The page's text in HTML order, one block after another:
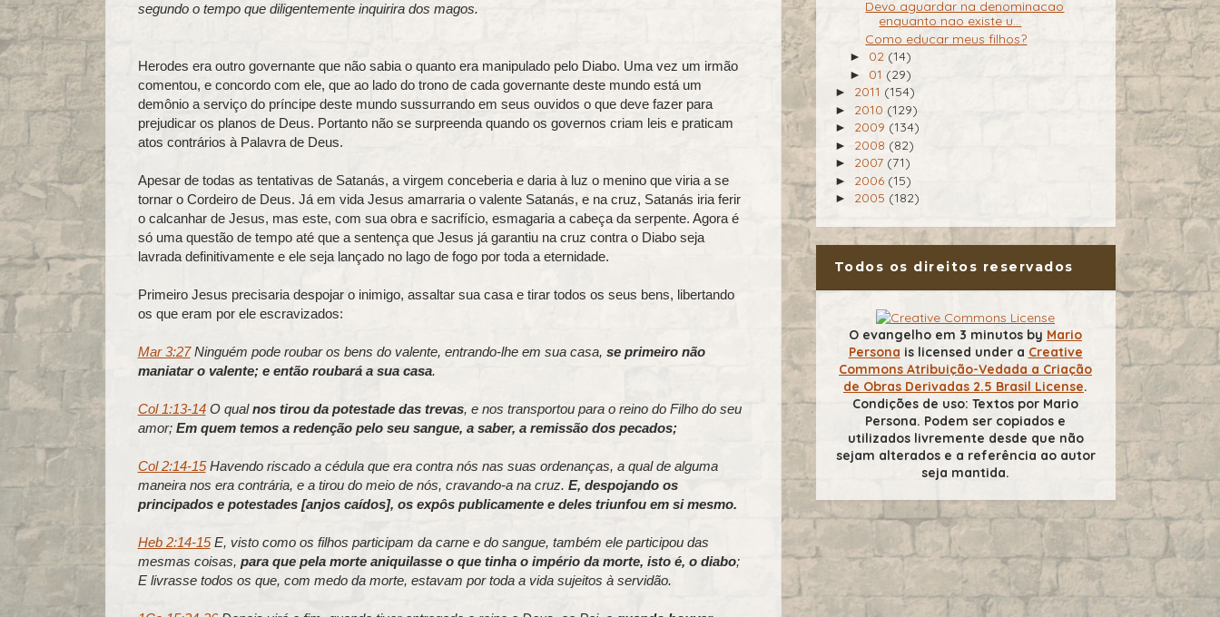
segundo o tempo que diligentemente inquirira dos magos.
Herodes era outro governante que não sabia o quanto era manipulado pelo Diabo. Uma vez um irmão
comentou, e concordo com ele, que ao lado do trono de cada governante deste mundo está um
demônio a serviço do príncipe deste mundo sussurrando em seus ouvidos o que deve fazer para
prejudicar os planos de Deus. Portanto não se surpreenda quando os governos criam leis e praticam
atos contrários à Palavra de Deus.
Apesar de todas as tentativas de Satanás, a virgem conceberia e daria à luz o menino que viria a se
tornar o Cordeiro de Deus. Já em vida Jesus amarraria o valente Satanás, e na cruz, Satanás iria ferir
o calcanhar de Jesus, mas este, com sua obra e sacrifício, esmagaria a cabeça da serpente. Agora é
só uma questão de tempo até que a sentença que Jesus já garantiu na cruz contra o Diabo seja
lavrada definitivamente e ele seja lançado no lago de fogo por toda a eternidade.
Primeiro Jesus precisaria despojar o inimigo, assaltar sua casa e tirar todos os seus bens, libertando
os que eram por ele escravizados:
Mar 3:27Ninguém pode roubar os bens do valente, entrando-lhe em sua casa, se primeiro não
maniatar o valente; e então roubará a sua casa.
Col 1:13-14O qualnos tirou da potestade das trevas, e nos transportou para o reino do Filho do seu
amor; Em quem temos a redenção pelo seu sangue, a saber, a remissão dos pecados;
Col 2:14-15Havendo riscado a cédula que era contra nós nas suas ordenanças, a qual de alguma
maneira nos era contrária, e a tirou do meio de nós, cravando-a na cruz. E, despojando os
principados e potestades [anjos caídos], os expôs publicamente e deles triunfou em si mesmo.
Heb 2:14-15E, visto como os filhos participam da carne e do sangue, também ele participou das
mesmas coisas, para que pela morte aniquilasse o que tinha o império da morte, isto é, o diabo;
E livrasse todos os que, com medo da morte, estavam por toda a vida sujeitos à servidão.
Devo aguardar na denominacao
enquanto nao existe u...
Como educar meus filhos?
► 02 (14)
► 01 (29)
► 2011 (154)
► 2010 (129)
► 2009 (134)
► 2008 (82)
► 2007 (71)
► 2006 (15)
► 2005 (182)
Todos os direitos reservados
O evangelho em 3 minutos by Mario
Persona is licensed under a Creative
Commons Atribuição-Vedada a Criação
de Obras Derivadas 2.5 Brasil License.
Condições de uso: Textos por Mario
Persona. Podem ser copiados e
utilizados livremente desde que não
sejam alterados e a referência ao autor
seja mantida.